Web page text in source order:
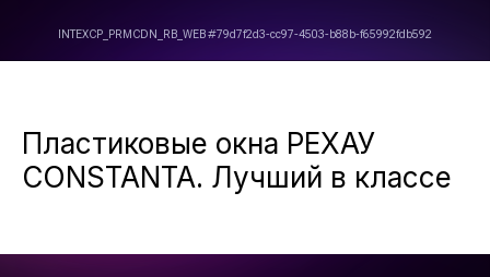
Пластиковые окна РЕХАУ
CONSTANTA. Лучший в классе